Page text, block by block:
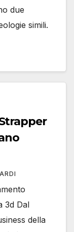
due
simili.
3d Dal
della